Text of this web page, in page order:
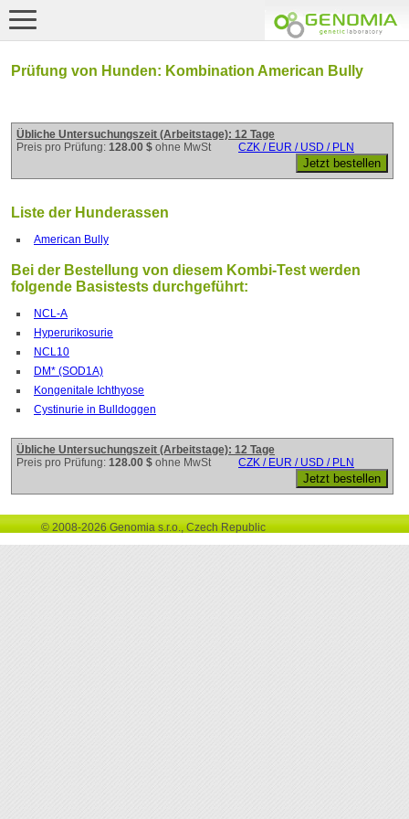
Prüfung von Hunden: Kombination American Bully
Übliche Untersuchungszeit (Arbeitstage): 12 Tage
Preis pro Prüfung: 128.00 $ ohne MwSt CZK / EUR / USD / PLN
Liste der Hunderassen
American Bully
Bei der Bestellung von diesem Kombi-Test werden
folgende Basistests durchgeführt:
NCL-A
Hyperurikosurie
NCL10
DM* (SOD1A)
Kongenitale Ichthyose
Cystinurie in Bulldoggen
Übliche Untersuchungszeit (Arbeitstage): 12 Tage
Preis pro Prüfung: 128.00 $ ohne MwSt CZK / EUR / USD / PLN
© 2008-2026 Genomia s.r.o., Czech Republic